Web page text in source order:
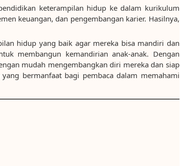
keterampilan hidup ke dalam kurikulum
keuangan, dan pengembangan karier. Hasilnya,
hidup yang baik agar mereka bisa mandiri dan
membangun kemandirian anak-anak. Dengan
mudah mengembangkan diri mereka dan siap
bermanfaat bagi pembaca dalam memahami